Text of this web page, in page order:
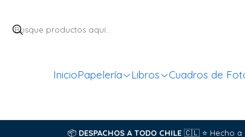
InicioPapelería Libros Cuadros de
📦 DESPACHOS A TODO CHILE 🇨🇱 ⭐ Hecho a